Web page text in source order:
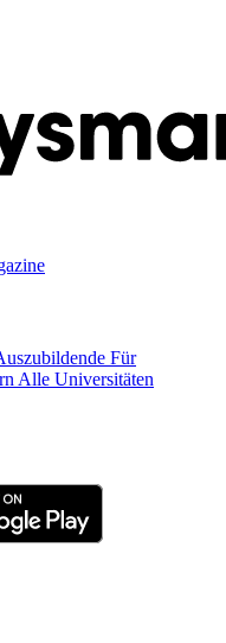
Für
Alle Universitäten